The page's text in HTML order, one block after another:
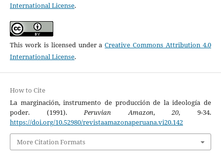
International License.
This work is licensed under aCreative Commons Attribution 4.0
International License.
How to Cite
La marginación, instrumento de producción de la ideología de
poder. (1991).Peruvian Amazon,20, 9-34.
https://doi.org/10.52980/revistaamazonaperuana.vi20.142
More Citation Formats